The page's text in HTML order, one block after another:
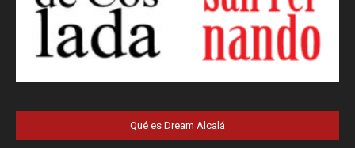
Qué es Dream Alcalá